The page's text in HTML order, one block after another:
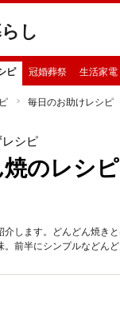
し
ピ 冠婚葬祭 生活家電
毎日のお助けレシピ
レシピ
のレシ
します。どんどん焼き
前半にシンプルなどん